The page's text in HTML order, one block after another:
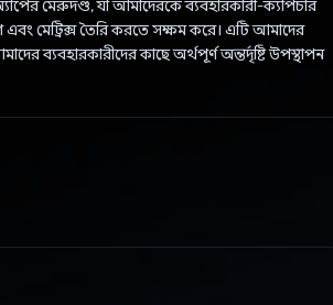
মেরুদণ্ড, যা আমাদেরকে ব্যবহারকারী-ক্যাপচার
এবং মেট্রিক্স তৈরি করতে সক্ষম করে। এটি আমাদের
ব্যবহারকারীদের কাছে অর্থপূর্ণ অন্তর্দৃষ্টি উপস্থাপন